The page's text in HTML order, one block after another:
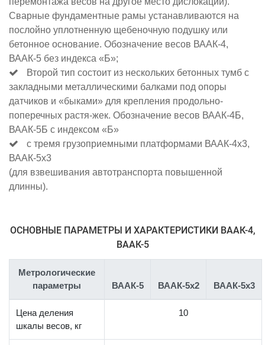
Сварные фундаментные рамы устанавливаются на
послойно уплотненную щебеночную подушку или
бетонное основание. Обозначение весов ВААК-4,
ВААК-5 без индекса «Б»;
Второй тип состоит из нескольких бетонных тумб с
закладными металлическими балками под опоры
датчиков и «быками» для крепления продольно-
поперечных растя-жек. Обозначение весов ВААК-4Б,
ВААК-5Б с индексом «Б»
с тремя грузоприемными платформами ВААК-4х3,
ВААК-5х3
(для взвешивания автотранспорта повышенной
длинны).
ОСНОВНЫЕ ПАРАМЕТРЫ И ХАРАКТЕРИСТИКИ ВААК-4,
ВААК-5
Метрологические
параметры
ВААК-5 ВААК-5x2 ВААК-5x3
Цена деления
шкалы весов, кг
10